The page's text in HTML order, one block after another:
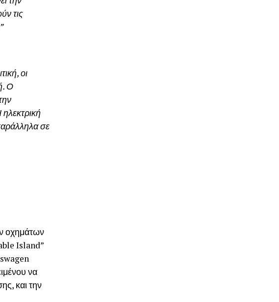
τις
οι
Ο
σε
οχημάτων
Island”
να
και την